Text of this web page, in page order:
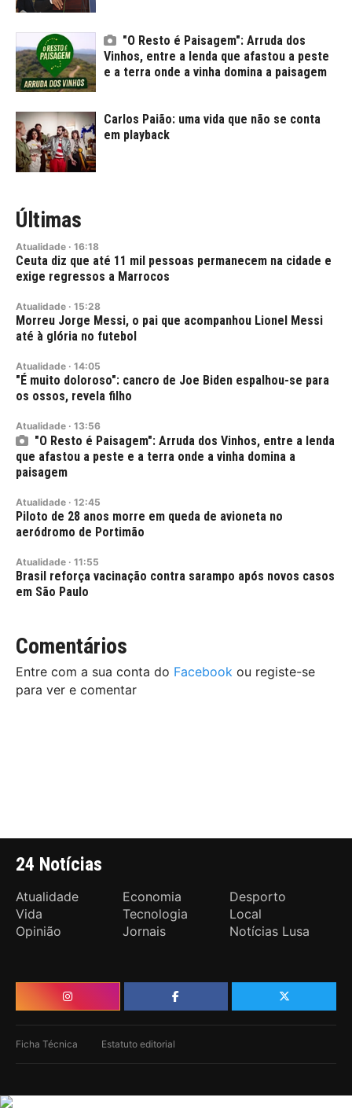
"O Resto é Paisagem": Arruda dos
Vinhos, entre a lenda que afastou a peste
e a terra onde a vinha domina a paisagem
Carlos Paião: uma vida que não se conta
em playback
Últimas
Atualidade · 16:18
Ceuta diz que até 11 mil pessoas permanecem na cidade e
exige regressos a Marrocos
Atualidade · 15:28
Morreu Jorge Messi, o pai que acompanhou Lionel Messi
até à glória no futebol
Atualidade · 14:05
"É muito doloroso": cancro de Joe Biden espalhou-se para
os ossos, revela filho
Atualidade · 13:56
"O Resto é Paisagem": Arruda dos Vinhos, entre a lenda
que afastou a peste e a terra onde a vinha domina a
paisagem
Atualidade · 12:45
Piloto de 28 anos morre em queda de avioneta no
aeródromo de Portimão
Atualidade · 11:55
Brasil reforça vacinação contra sarampo após novos casos
em São Paulo
Comentários
Entre com a sua conta do Facebook ou registe-se
para ver e comentar
24 Notícias
Atualidade Economia
Desporto
Vida
Tecnologia
Local
Opinião
Jornais Notícias Lusa
Ficha Técnica Estatuto editorial